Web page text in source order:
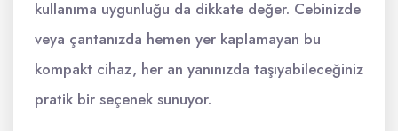
kullanıma uygunluğu da dikkate değer. Cebinizde
veya çantanızda hemen yer kaplamayan bu
kompakt cihaz, her an yanınızda taşıyabileceğiniz
pratik bir seçenek sunuyor.